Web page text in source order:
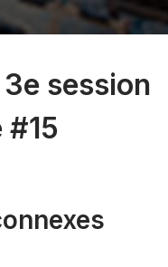
session
#15